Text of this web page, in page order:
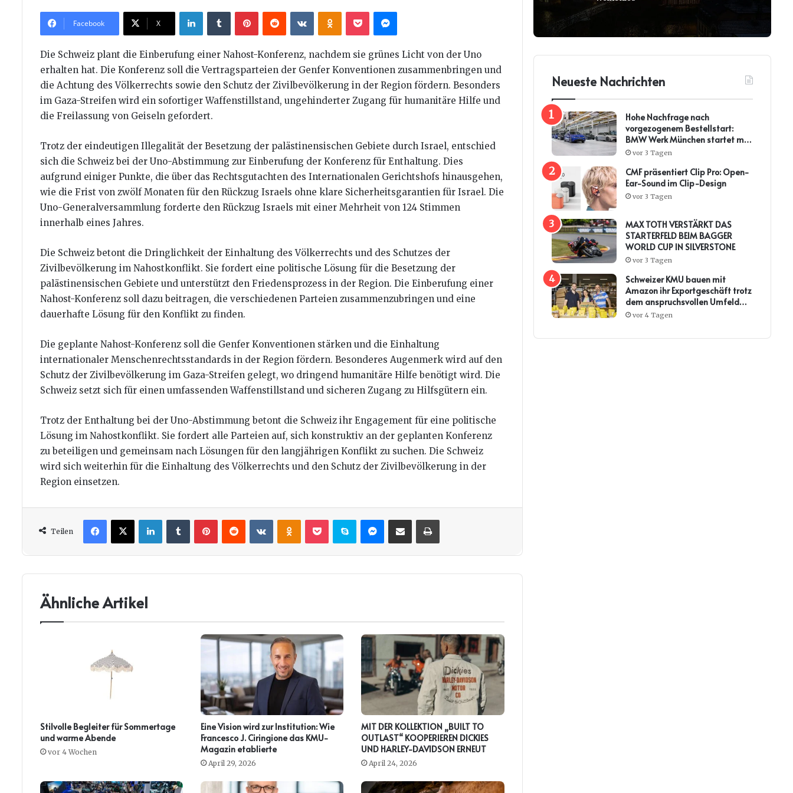
Facebook X
LinkedInTumblrPinterestRedditVKontakteOdnoklassniki
PocketMessenger
Die Schweiz plant die Einberufung einer Nahost-Konferenz, nachdem sie grünes Licht von der Uno
erhalten hat. Die Konferenz soll die Vertragsparteien der Genfer Konventionen zusammenbringen und
die Achtung des Völkerrechts sowie den Schutz der Zivilbevölkerung in der Region fördern. Besonders
im Gaza-Streifen wird ein sofortiger Waffenstillstand, ungehinderter Zugang für humanitäre Hilfe und
die Freilassung von Geiseln gefordert.
Trotz der eindeutigen Illegalität der Besetzung der palästinensischen Gebiete durch Israel, entschied
sich die Schweiz bei der Uno-Abstimmung zur Einberufung der Konferenz für Enthaltung. Dies
aufgrund einiger Punkte, die über das Rechtsgutachten des Internationalen Gerichtshofs hinausgehen,
wie die Frist von zwölf Monaten für den Rückzug Israels ohne klare Sicherheitsgarantien für Israel. Die
Uno-Generalversammlung forderte den Rückzug Israels mit einer Mehrheit von 124 Stimmen
innerhalb eines Jahres.
Die Schweiz betont die Dringlichkeit der Einhaltung des Völkerrechts und des Schutzes der
Zivilbevölkerung im Nahostkonflikt. Sie fordert eine politische Lösung für die Besetzung der
palästinensischen Gebiete und unterstützt den Friedensprozess in der Region. Die Einberufung einer
Nahost-Konferenz soll dazu beitragen, die verschiedenen Parteien zusammenzubringen und eine
dauerhafte Lösung für den Konflikt zu finden.
Die geplante Nahost-Konferenz soll die Genfer Konventionen stärken und die Einhaltung
internationaler Menschenrechtsstandards in der Region fördern. Besonderes Augenmerk wird auf den
Schutz der Zivilbevölkerung im Gaza-Streifen gelegt, wo dringend humanitäre Hilfe benötigt wird. Die
Schweiz setzt sich für einen umfassenden Waffenstillstand und sicheren Zugang zu Hilfsgütern ein.
Trotz der Enthaltung bei der Uno-Abstimmung betont die Schweiz ihr Engagement für eine politische
Lösung im Nahostkonflikt. Sie fordert alle Parteien auf, sich konstruktiv an der geplanten Konferenz
zu beteiligen und gemeinsam nach Lösungen für den langjährigen Konflikt zu suchen. Die Schweiz
wird sich weiterhin für die Einhaltung des Völkerrechts und den Schutz der Zivilbevölkerung in der
Region einsetzen.
Teilen
Facebook
X LinkedInTumblrPinterestRedditVKontakteOdnoklassniki
PocketSkype Messenger
Teile per E-Mail Drucken
Ähnliche Artikel
Stilvolle Begleiter für Sommertage
und warme Abende
vor 4 Wochen
Eine Vision wird zur Institution: Wie
Francesco J. Ciringione das KMU-
Magazin etablierte
April 29, 2026
MIT DER KOLLEKTION „BUILT TO
OUTLAST“ KOOPERIEREN DICKIES
UND HARLEY-DAVIDSON ERNEUT
April 24, 2026
Neueste Nachrichten
Hohe Nachfrage nach
vorgezogenem Bestellstart:
BMW Werk München startet mit
steiler Anlaufkurve die
vor 3 Tagen
CMF präsentiert Clip Pro: Open-
Ear-Sound im Clip-Design
vor 3 Tagen
MAX TOTH VERSTÄRKT DAS
STARTERFELD BEIM BAGGER
WORLD CUP IN SILVERSTONE
vor 3 Tagen
Schweizer KMU bauen mit
Amazon ihr Exportgeschäft trotz
dem anspruchsvollen Umfeld
weiter aus
vor 4 Tagen